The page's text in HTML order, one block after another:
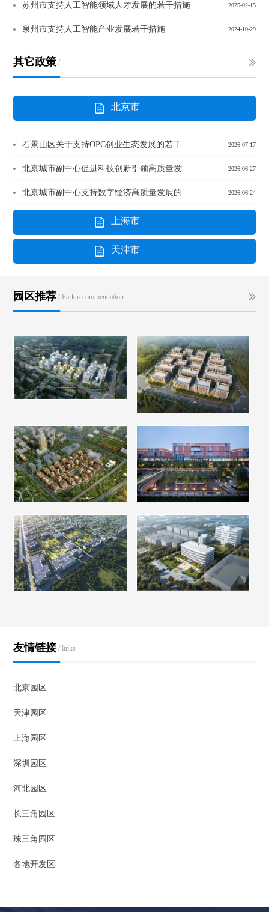
苏州市支持人工智能领域人才发展的若干措施 2025-02-15
泉州市支持人工智能产业发展若干措施 2024-10-29
其它政策 /
北京市
石景山区关于支持OPC创业生态发展的若干措施（试行） 2026-07-17
北京城市副中心促进科技创新引领高质量发展的若干措施 2026-06-27
北京城市副中心支持数字经济高质量发展的若干措施 2026-06-24
上海市
天津市
园区推荐 / Park recommendation
友情链接/ links
北京园区
天津园区
上海园区
深圳园区
河北园区
长三角园区
珠三角园区
各地开发区